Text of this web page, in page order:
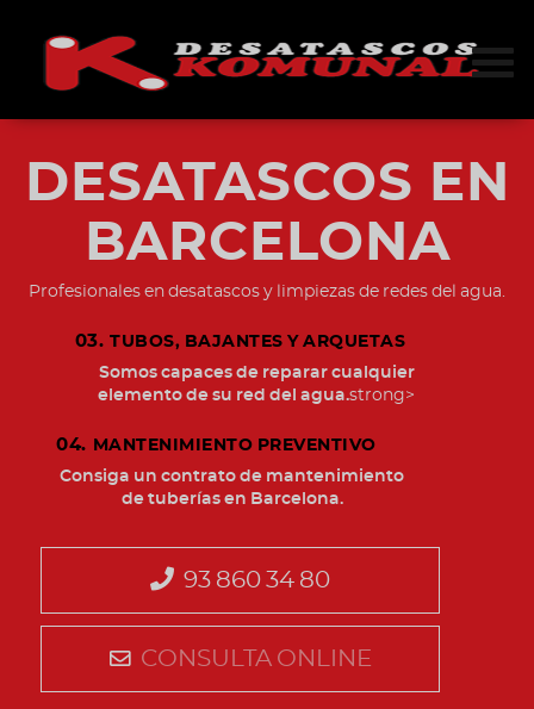
DESATASCOS EN
BARCELONA
Profesionales en desatascos y limpiezas de redes del agua.
03. TUBOS, BAJANTES Y ARQUETAS
Somos capaces de reparar cualquier
elemento de su red del agua.strong>
04.
MANTENIMIENTO PREVENTIVO
Consiga un contrato de mantenimiento
de tuberías en Barcelona.
93 860 34 80
CONSULTA ONLINE